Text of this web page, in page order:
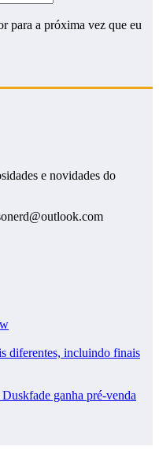
para a próxima vez que eu
e novidades do
diferentes, incluindo finais
ganha pré-venda